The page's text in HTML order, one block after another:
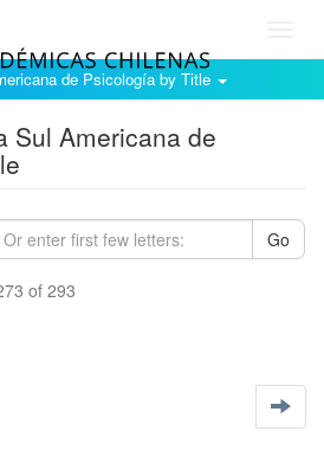
de Psicología by Title
Sul Americana de
Go
of 293